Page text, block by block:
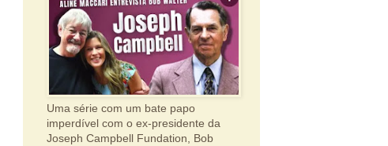
Uma série com um bate papo
imperdível com o ex-presidente da
Joseph Campbell Fundation, Bob